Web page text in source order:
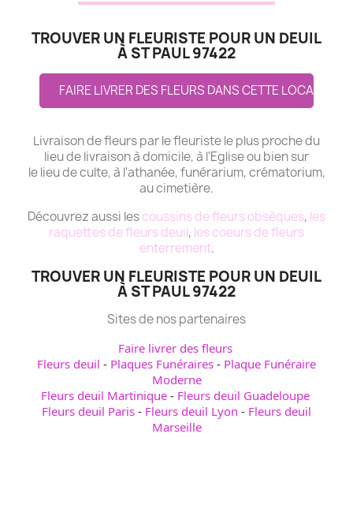
TROUVER UN FLEURISTE POUR UN DEUIL
À ST PAUL 97422
FAIRE LIVRER DES FLEURS DANS CETTE LOCALITE
Livraison de fleurs par le fleuriste le plus proche du
lieu de livraison à domicile, à l'Eglise ou bien sur
le lieu de culte, à l'athanée, funérarium, crématorium,
au cimetière.
Découvrez aussi lescoussins de fleurs obsèques, les
raquettes de fleurs deuil, les coeurs de fleurs
enterrement.
TROUVER UN FLEURISTE POUR UN DEUIL
À ST PAUL 97422
Sites de nos partenaires
Faire livrer des fleurs
Fleurs deuil - Plaques Funéraires - Plaque Funéraire
Moderne
Fleurs deuil Martinique- Fleurs deuil Guadeloupe
Fleurs deuil Paris - Fleurs deuil Lyon - Fleurs deuil
Marseille